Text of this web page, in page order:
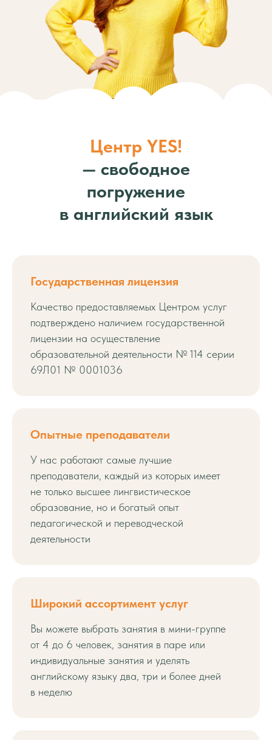
Центр YES!
— свободное
погружение
в английский язык
Государственная лицензия
Качество предоставляемых Центром услуг
подтверждено наличием государственной
лицензии на осуществление
образовательной деятельности № 114 серии
69Л01 № 0001036
Опытные преподаватели
У нас работают самые лучшие
преподаватели, каждый из которых имеет
не только высшее лингвистическое
образование, но и богатый опыт
педагогической и переводческой
деятельности
Широкий ассортимент услуг
Вы можете выбрать занятия в мини-группе
от 4 до 6 человек, занятия в паре или
индивидуальные занятия и уделять
английскому языку два, три и более дней
в неделю